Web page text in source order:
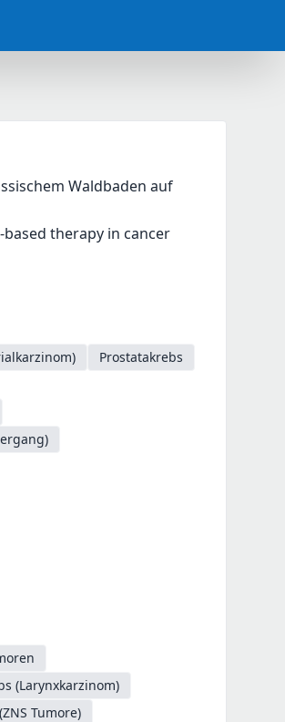
Waldbaden auf
therapy in cancer
Prostatakrebs
(Larynxkarzinom)
Tumore)